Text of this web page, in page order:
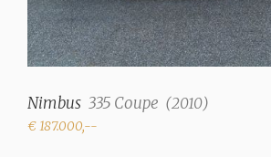
Nimbus 335 Coupe (2010)
€ 187.000,--